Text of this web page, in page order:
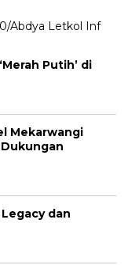
Putih’ di
Mekarwangi
dan